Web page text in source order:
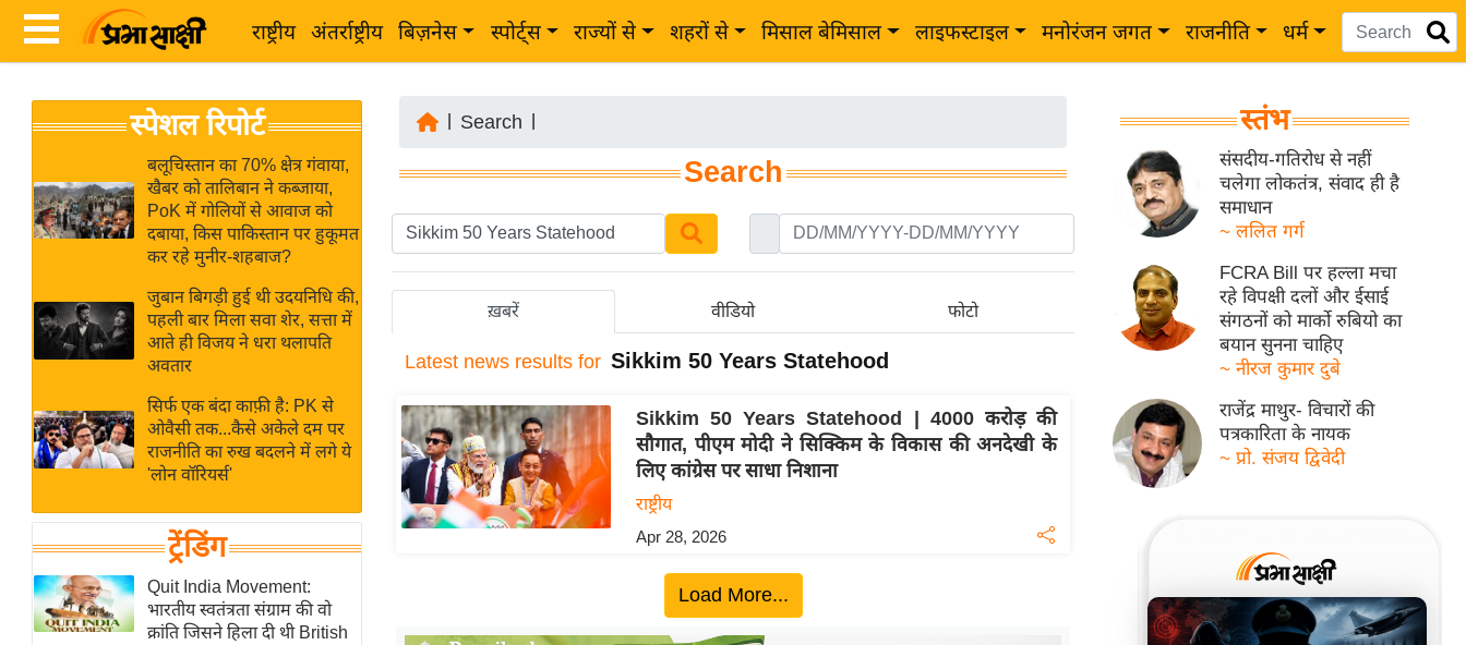
राष्ट्रीय अंतर्राष्ट्रीय बिज़नेस स्पोर्ट्स राज्यों से शहरों से मिसाल बेमिसाल लाइफस्टाइल मनोरंजन जगत राजनीति धर्म
News
Hindi
Hindi
Live
News in
Hindi
News
Hindi
Videos
ब
र
अंतर्राष्ट्रीय
बिज़नेस
उद्योग
विशेषज्ञ
राय
खेल
क्रिकेट
IPL
2026
स्पेशल रिपोर्ट
बलूचिस्तान का 70% क्षेत्र गंवाया,
खैबर को तालिबान ने कब्जाया,
PoK में गोलियों से आवाज को
दबाया, किस पाकिस्तान पर हुकूमत
कर रहे मुनीर-शहबाज?
जुबान बिगड़ी हुई थी उदयनिधि की,
पहली बार मिला सवा शेर, सत्ता में
आते ही विजय ने धरा थलापति
अवतार
सिर्फ एक बंदा काफ़ी है: PK से
ओवैसी तक...कैसे अकेले दम पर
राजनीति का रुख बदलने में लगे ये
'लोन वॉरियर्स'
ट्रेंडिंग
Quit India Movement:
भारतीय स्वतंत्रता संग्राम की वो
क्रांति जिसने हिला दी थी British
Search
Search
ख़बरें वीडियो फोटो
Latest news results for Sikkim 50 Years Statehood
Sikkim 50 Years Statehood | 4000 करोड़ की
सौगात, पीएम मोदी ने सिक्किम के विकास की अनदेखी के
लिए कांग्रेस पर साधा निशाना
राष्ट्रीय
Apr 28, 2026
Load More...
स्तंभ
संसदीय-गतिरोध से नहीं
चलेगा लोकतंत्र, संवाद ही है
समाधान
~ ललित गर्ग
FCRA Bill पर हल्ला मचा
रहे विपक्षी दलों और ईसाई
संगठनों को मार्को रुबियो का
बयान सुनना चाहिए
~ नीरज कुमार दुबे
राजेंद्र माथुर- विचारों की
पत्रकारिता के नायक
~ प्रो. संजय द्विवेदी